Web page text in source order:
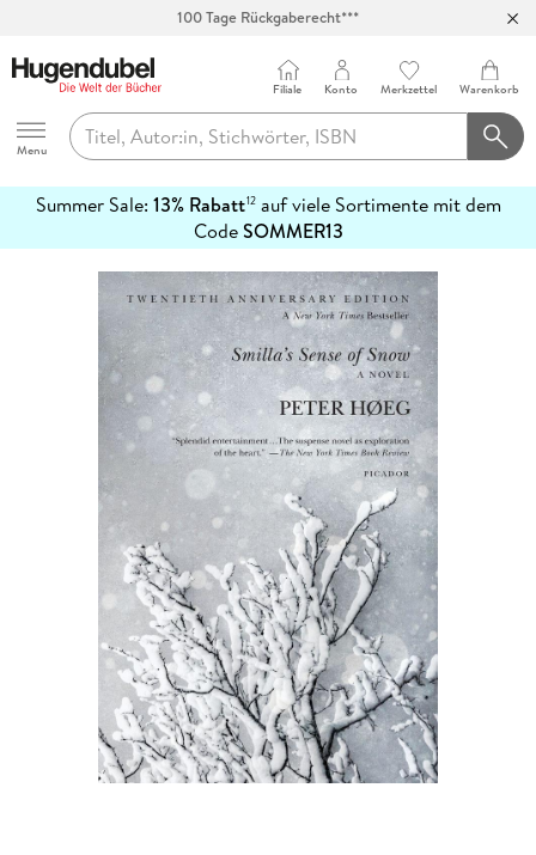
Hugendubel
Menu
Filiale Konto Merkzettel Warenkorb
Summer Sale: 13% Rabatt12auf viele Sortimente mit dem
CodeSOMMER13
erfahren